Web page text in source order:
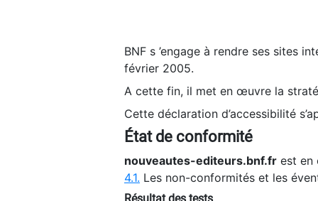
BNF s ’engage à rendre ses sites
février 2005.
A cette fin, il met en œuvre la
Cette déclaration d’accessibilité
État de conformité
nouveautes-editeurs.bnf.fr est en
4.1. Les non-conformités et les